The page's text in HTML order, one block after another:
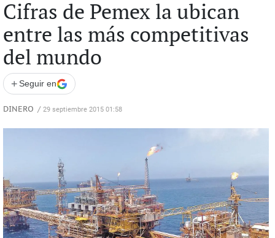
Cifras de Pemex la ubican
entre las más competitivas
del mundo
+ Seguir en
DINERO / 29 septiembre 2015 01:58